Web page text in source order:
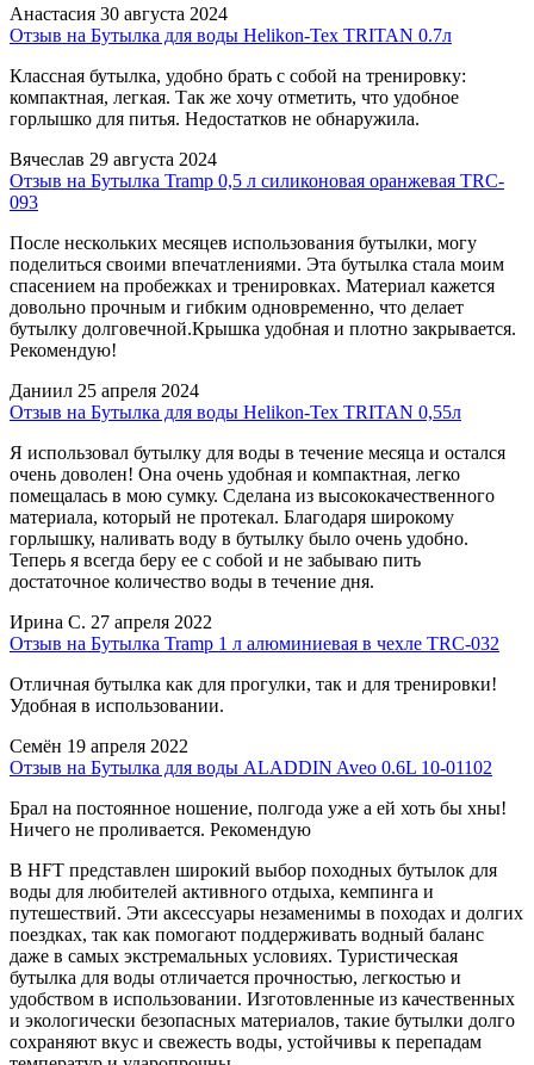
Анастасия 30 августа 2024
Отзыв на Бутылка для воды Helikon-Tex TRITAN 0.7л
Классная бутылка, удобно брать с собой на тренировку:
компактная, легкая. Так же хочу отметить, что удобное
горлышко для питья. Недостатков не обнаружила.
Вячеслав 29 августа 2024
Отзыв на Бутылка Tramp 0,5 л силиконовая оранжевая TRC-
093
После нескольких месяцев использования бутылки, могу
поделиться своими впечатлениями. Эта бутылка стала моим
спасением на пробежках и тренировках. Материал кажется
довольно прочным и гибким одновременно, что делает
бутылку долговечной.Крышка удобная и плотно закрывается.
Рекомендую!
Даниил 25 апреля 2024
Отзыв на Бутылка для воды Helikon-Tex TRITAN 0,55л
Я использовал бутылку для воды в течение месяца и остался
очень доволен! Она очень удобная и компактная, легко
помещалась в мою сумку. Сделана из высококачественного
материала, который не протекал. Благодаря широкому
горлышку, наливать воду в бутылку было очень удобно.
Теперь я всегда беру ее с собой и не забываю пить
достаточное количество воды в течение дня.
Ирина С. 27 апреля 2022
Отзыв на Бутылка Tramp 1 л алюминиевая в чехле TRC-032
Отличная бутылка как для прогулки, так и для тренировки!
Удобная в использовании.
Семён 19 апреля 2022
Отзыв на Бутылка для воды ALADDIN Aveo 0.6L 10-01102
Брал на постоянное ношение, полгода уже а ей хоть бы хны!
Ничего не проливается. Рекомендую
В HFT представлен широкий выбор походных бутылок для
воды для любителей активного отдыха, кемпинга и
путешествий. Эти аксессуары незаменимы в походах и долгих
поездках, так как помогают поддерживать водный баланс
даже в самых экстремальных условиях. Туристическая
бутылка для воды отличается прочностью, легкостью и
удобством в использовании. Изготовленные из качественных
и экологически безопасных материалов, такие бутылки долго
сохраняют вкус и свежесть воды, устойчивы к перепадам